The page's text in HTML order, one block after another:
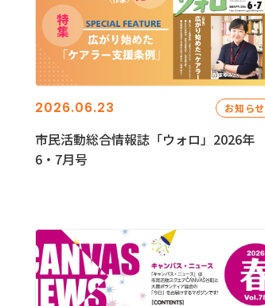
2026.06.23 お知らせ
市民活動総合情報誌「ウォロ」2026年
6・7月号